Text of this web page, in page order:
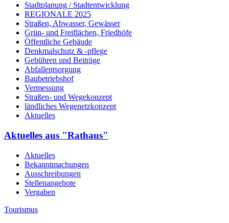
Stadtplanung / Stadtentwicklung
REGIONALE 2025
Straßen, Abwasser, Gewässer
Grün- und Freiflächen, Friedhöfe
Öffentliche Gebäude
Denkmalschutz & -pflege
Gebühren und Beiträge
Abfallentsorgung
Baubetriebshof
Vermessung
Straßen- und Wegekonzept
ländliches Wegenetzkonzept
Aktuelles
Aktuelles aus "Rathaus"
Aktuelles
Bekanntmachungen
Ausschreibungen
Stellenangebote
Vergaben
Tourismus